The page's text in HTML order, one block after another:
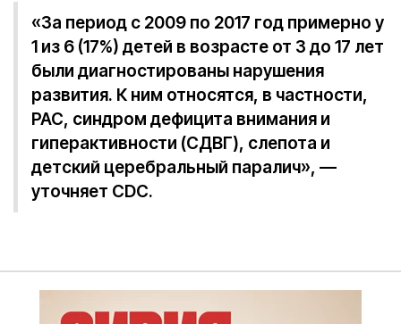
«За период с 2009 по 2017 год примерно у
1 из 6 (17%) детей в возрасте от 3 до 17 лет
были диагностированы нарушения
развития. К ним относятся, в частности,
РАС, синдром дефицита внимания и
гиперактивности (СДВГ), слепота и
детский церебральный паралич», —
уточняет CDC.